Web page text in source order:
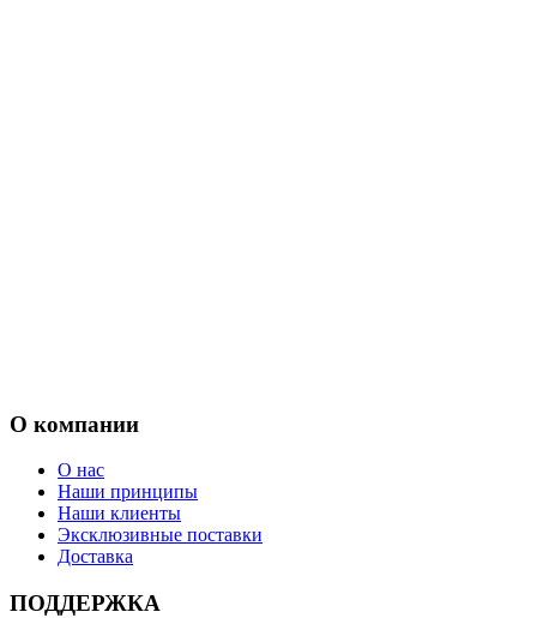
О компании
О нас
Наши принципы
Наши клиенты
Эксклюзивные поставки
Доставка
ПОДДЕРЖКА